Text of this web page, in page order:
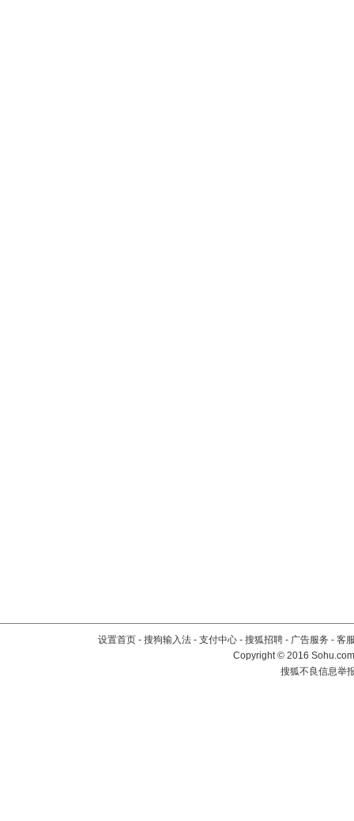
设置首页 - 搜狗输入法 - 支付中心 - 搜狐招聘 - 广告服务 - 客
Copyright©2016
搜狐不良信息举